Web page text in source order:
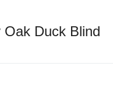
Oak Duck Blind